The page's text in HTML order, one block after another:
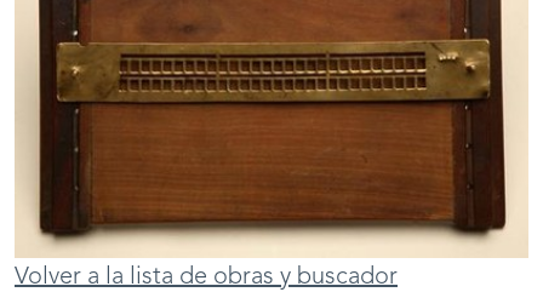
Volver a la lista de obras y buscador